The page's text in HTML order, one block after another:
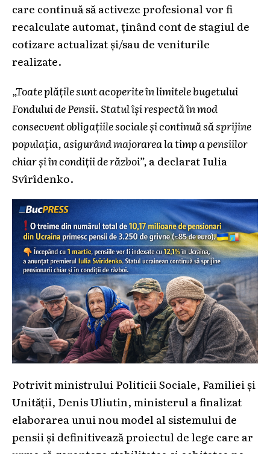
care continuă să activeze profesional vor fi
recalculate automat, ținând cont de stagiul de
cotizare actualizat și/sau de veniturile
realizate.
„Toate plățile sunt acoperite în limitele bugetului
Fondului de Pensii. Statul își respectă în mod
consecvent obligațiile sociale și continuă să sprijine
populația, asigurând majorarea la timp a pensiilor
chiar și în condiții de război”,a declarat Iulia
Svîrîdenko.
Potrivit ministrului Politicii Sociale, Familiei și
Unității, Denis Uliutin, ministerul a finalizat
elaborarea unui nou model al sistemului de
pensii și definitivează proiectul de lege care ar